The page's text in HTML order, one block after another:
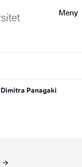
Meny
Dimitra Panagaki